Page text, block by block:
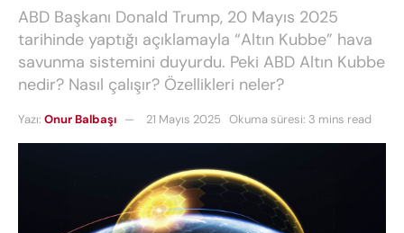
ABD Başkanı Donald Trump, 20 Mayıs 2025
tarihinde yaptığı açıklamayla “Altın Kubbe” hava
savunma sistemini duyurdu. Peki ABD Altın Kubbe
nedir? Nasıl çalışır? Özellikleri neler?
Yazı: Onur Balbaşı 21 Mayıs 2025 Okuma süresi: 3 mins read